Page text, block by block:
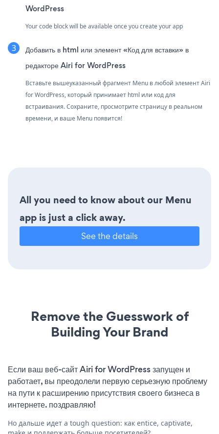
WordPress
Your code block will be available once you create your app
Добавить в html или элемент «Код для вставки» в
редакторе Airi for WordPress
Вставьте вышеуказанный фрагмент Menu в любой элемент Airi
for WordPress, который принимает html или код для
встраивания. Сохраните, просмотрите страницу в реальном
времени, и ваше Menu появится!
All you need to know about our Menu
app is just a click away.
See the details
Remove the Guesswork of
Building Your Brand
Если ваш веб-сайт Airi for WordPress запущен и
работает, вы преодолели первую серьезную проблему
на пути к расширению присутствия своего бизнеса в
интернете. поздравляю!
Но дальше идет a tough question: как entice, captivate,